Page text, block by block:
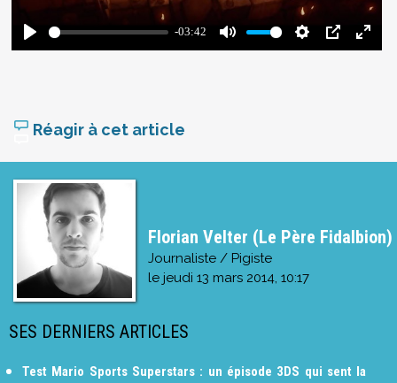
Réagir à cet article
Florian Velter (Le Père Fidalbion)
Journaliste / Pigiste
le jeudi 13 mars 2014, 10:17
SES DERNIERS ARTICLES
Test Mario Sports Superstars : un épisode 3DS qui sent la